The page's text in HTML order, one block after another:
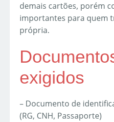
demais cartões, porém
importantes para quem
própria.
exigidos
– Documento de
(RG, CNH, Passaporte)